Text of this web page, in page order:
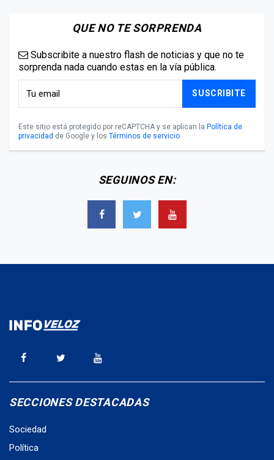
QUE NO TE SORPRENDA
Subscribite a nuestro flash de noticias y que no te
sorprenda nada cuando estas en la vía pública.
SUSCRIBITE
Este sitio está protegido por reCAPTCHA y se aplican la Política de
privacidad de Google y los Términos de servicio.
SEGUINOS EN:
SECCIONES DESTACADAS
Sociedad
Política